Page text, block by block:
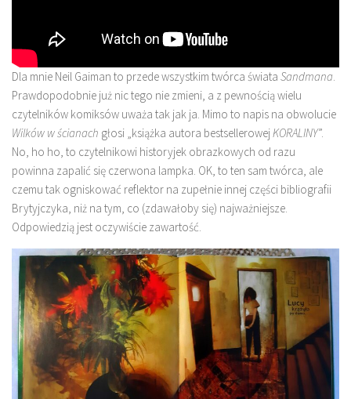
Dla mnie Neil Gaiman to przede wszystkim twórca świata Sandmana
Prawdopodobnie już nic tego nie zmieni, a z pewnością wielu
czytelników komiksów uważa tak jak ja. Mimo to napis na obwolucie
Wilków w ścianach głosi „książka autora bestsellerowejKORALINY”.
No, ho ho, to czytelnikowi historyjek obrazkowych od razu
powinna zapalić się czerwona lampka. OK, to ten sam twórca, ale
czemu tak ogniskować reflektor na zupełnie innej części bibliografii
Brytyjczyka, niż na tym, co (zdawałoby się) najważniejsze.
Odpowiedzią jest oczywiście zawartość.